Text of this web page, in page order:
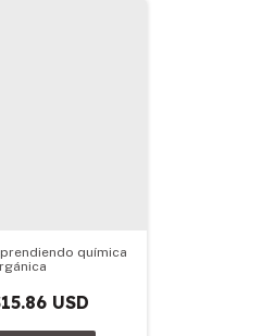
química
USD